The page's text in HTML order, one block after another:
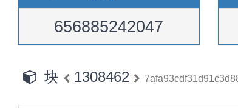
656885242047
块 1308462